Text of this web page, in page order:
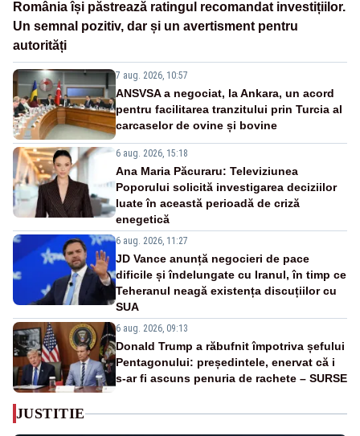
România își păstrează ratingul recomandat investițiilor.
Un semnal pozitiv, dar și un avertisment pentru
autorități
7 aug. 2026, 10:57
ANSVSA a negociat, la Ankara, un acord
pentru facilitarea tranzitului prin Turcia al
carcaselor de ovine și bovine
6 aug. 2026, 15:18
Ana Maria Păcuraru: Televiziunea
Poporului solicită investigarea deciziilor
luate în această perioadă de criză
enegetică
6 aug. 2026, 11:27
JD Vance anunță negocieri de pace
dificile și îndelungate cu Iranul, în timp ce
Teheranul neagă existența discuțiilor cu
SUA
6 aug. 2026, 09:13
Donald Trump a răbufnit împotriva șefului
Pentagonului: președintele, enervat că i
s-ar fi ascuns penuria de rachete – SURSE
JUSTITIE